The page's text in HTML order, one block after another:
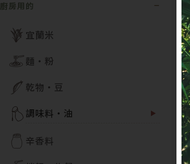
廚房用的
宜蘭米
麵・粉
乾物・豆
調味料・油
辛香料